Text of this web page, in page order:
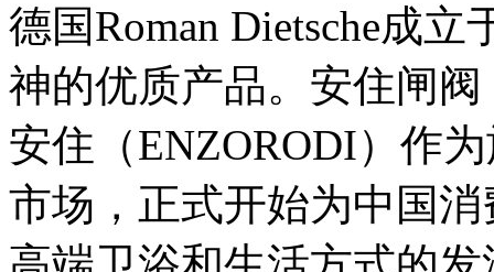
德国Roman Dietsche成
神的优质产品。安住闸
安住（ENZORODI）作
市场，正式开始为中国